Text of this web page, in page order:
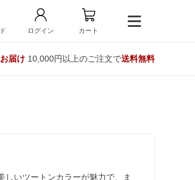
ログイン カート
届け10,000円以上のご注文で送料無料
いツートンカラーが魅力で、ま